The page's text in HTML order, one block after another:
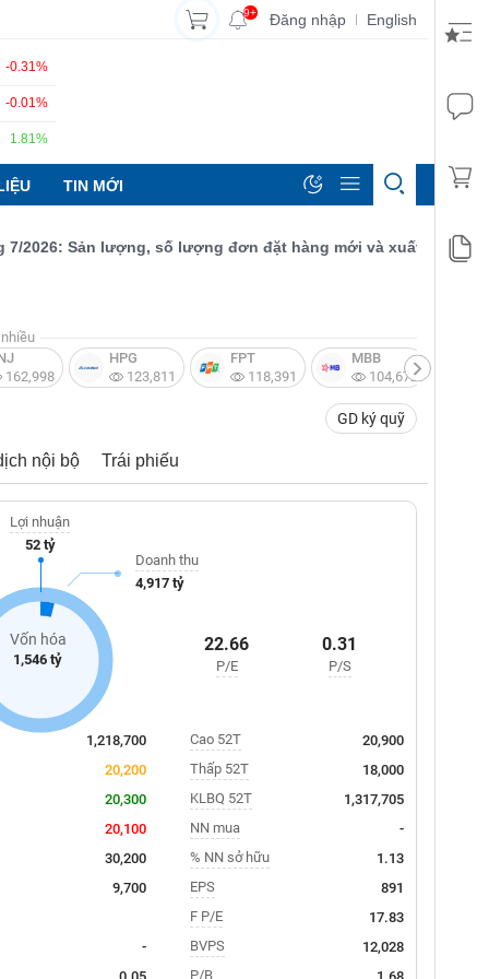
9+ Đăng nhập | English
-0.31%
-0.01%
1.81%
TIN MỚI
Sản lượng, số lượng đơn đặt hàng mới và xuất khẩu đều
162,998
HPG
123,811
FPT
118,391
MBB
104,672
GD ký quỹ
nội bộ Trái phiếu
Vốn hóa
1,546 tỷ
Lợi nhuận
52 tỷ
Doanh thu
4,917 tỷ
22.66
P/E
0.31
P/S
1,218,700
20,200
20,300
20,100
30,200
9,700
-
0.05
Cao 52T
20,900
Thấp 52T
18,000
KLBQ 52T
1,317,705
NN mua
-
% NN sở hữu
1.13
EPS
891
F P/E
17.83
BVPS
12,028
P/B
1.68